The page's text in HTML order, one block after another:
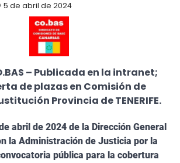
5 de abril de 2024
– Publicada en la intranet;
de plazas en Comisión de
Provincia de TENERIFE.
abril de 2024 de la Dirección General
la Administración de Justicia por la
pública para la cobertura